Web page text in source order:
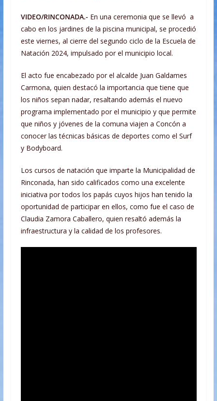
VIDEO/RINCONADA.- En una ceremonia que se llevó a
cabo en los jardines de la piscina municipal, se procedió
este viernes, al cierre del segundo ciclo de la Escuela de
Natación 2024, impulsado por el municipio local.
El acto fue encabezado por el alcalde Juan Galdames
Carmona, quien destacó la importancia que tiene que
los niños sepan nadar, resaltando además el nuevo
programa implementado por el municipio y que permite
que niños y jóvenes de la comuna viajen a Concón a
conocer las técnicas básicas de deportes como el Surf
y Bodyboard.
Los cursos de natación que imparte la Municipalidad de
Rinconada, han sido calificados como una excelente
iniciativa por todos los papás cuyos hijos han tenido la
oportunidad de participar en ellos, como fue el caso de
Claudia Zamora Caballero, quien resaltó además la
infraestructura y la calidad de los profesores.